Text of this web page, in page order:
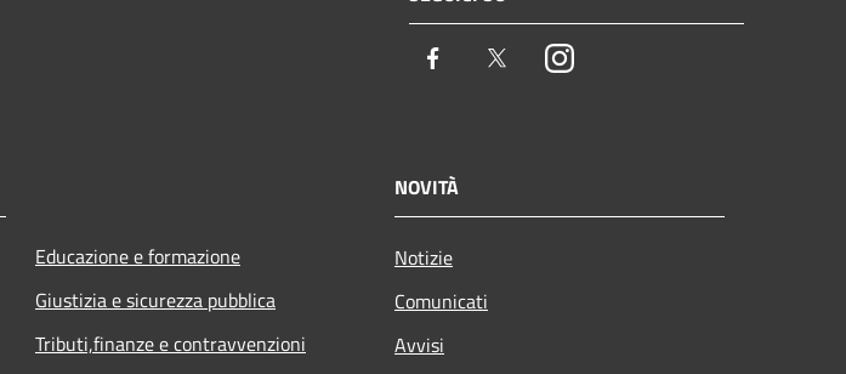
Facebook TwitterInstagram
Educazione e formazione
Giustizia e sicurezza pubblica
Tributi,finanze e contravvenzioni
NOVITÀ
Notizie
Comunicati
Avvisi